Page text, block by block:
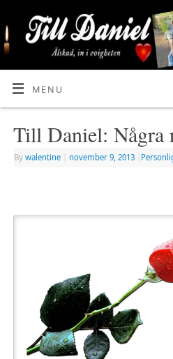
MENU
Till Daniel: Några
By walentine november 9, 2013